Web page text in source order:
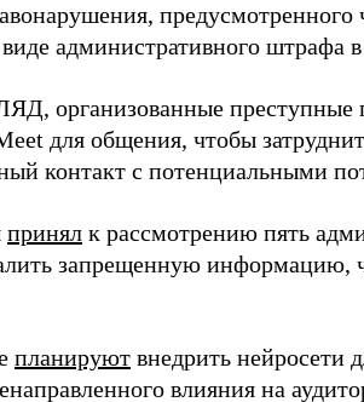
административного штрафа
организованные преступные
для общения, чтобы
контакт с потенциальными
принял к рассмотрению пять
запрещенную информацию,
планируют внедрить нейросети
влияния на